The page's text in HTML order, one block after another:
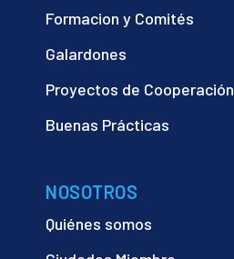
Formacion y Comités
Galardones
Proyectos de Cooperación
Buenas Prácticas
NOSOTROS
Quiénes somos